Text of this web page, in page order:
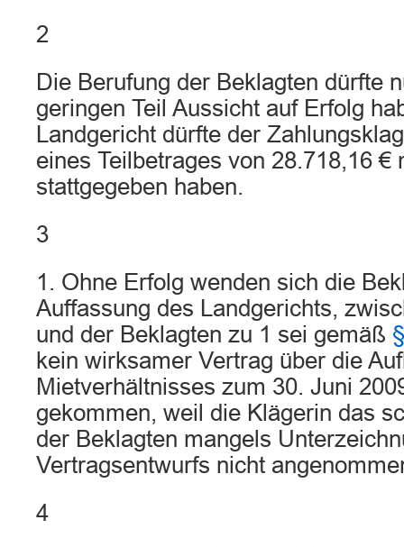
2
Die Berufung der Beklagten dürfte
geringen Teil Aussicht auf Erfolg
Landgericht dürfte der
eines Teilbetrages von 28.718,16 €
stattgegeben haben.
3
1. Ohne Erfolg wenden sich die
Auffassung des Landgerichts,
und der Beklagten zu 1 sei gemäß
kein wirksamer Vertrag über die
Mietverhältnisses zum 30. Juni
gekommen, weil die Klägerin das
der Beklagten mangels
Vertragsentwurfs nicht
4